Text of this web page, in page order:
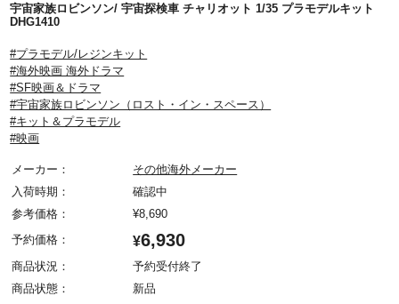
宇宙家族ロビンソン/ 宇宙探検車 チャリオット 1/35 プラモデルキット
DHG1410
#プラモデル/レジンキット
#海外映画 海外ドラマ
#SF映画＆ドラマ
#宇宙家族ロビンソン（ロスト・イン・スペース）
#キット＆プラモデル
#映画
メーカー：
その他海外メーカー
入荷時期：
確認中
参考価格：
¥8,690
予約価格：
¥6,930
商品状況：
予約受付終了
商品状態：
新品